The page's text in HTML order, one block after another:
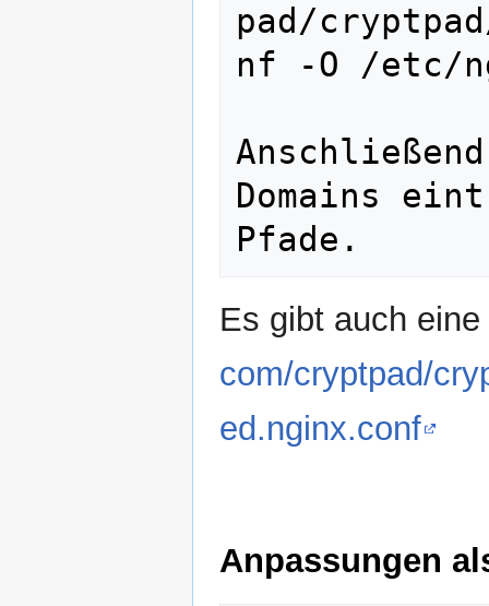
pad/
nf -O /etc/
Domains
Es gibt auch
com/cryptpad/
ed.nginx.conf
Anpassungen